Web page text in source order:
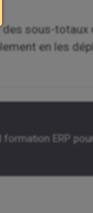
sous-totaux
en les
formation ERP